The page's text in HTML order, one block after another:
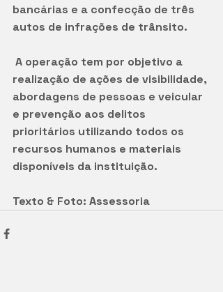
bancárias e a confecção de três
autos de infrações de trânsito.
realização de ações de visibilidade,
abordagens de pessoas e veicular
e prevenção aos delitos
prioritários utilizando todos os
recursos humanos e materiais
disponíveis da instituição.
Texto & Foto: Assessoria